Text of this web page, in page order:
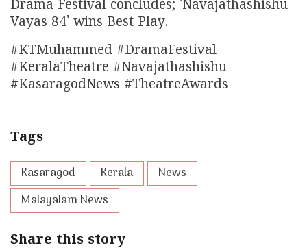
Drama Festival concludes; 'Navajathashishu
Vayas 84' wins Best Play.
#KTMuhammed #DramaFestival
#KeralaTheatre #Navajathashishu
#KasaragodNews #TheatreAwards
Tags
Kasaragod Kerala
News
Malayalam News
Share this story